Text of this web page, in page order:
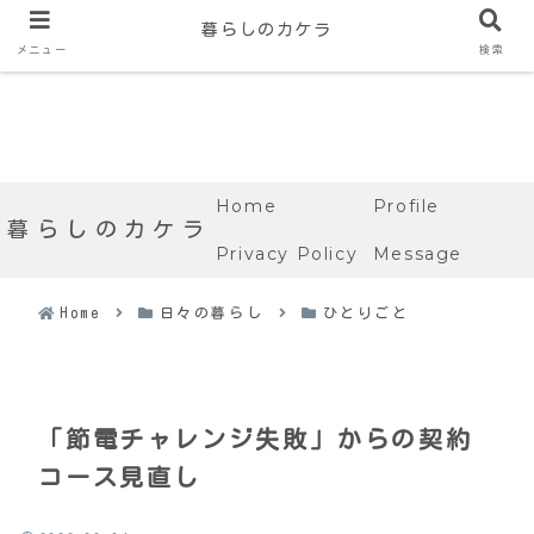
暮らしのカケラ
Home Profile
Privacy Policy Message
Home 日々の暮らし ひとりごと
「節電チャレンジ失敗」からの契約
コース見直し
メニュー
暮らしのカケラ
検索